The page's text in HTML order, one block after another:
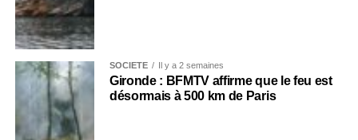
SOCIÉTÉ Il y a 2 semaines
Gironde : BFMTV affirme que le feu est
désormais à 500 km de Paris